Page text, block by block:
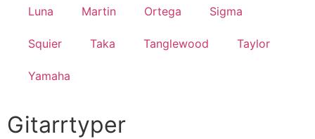
Luna Martin Ortega Sigma
Squier Taka Tanglewood Taylor
Yamaha
Gitarrtyper